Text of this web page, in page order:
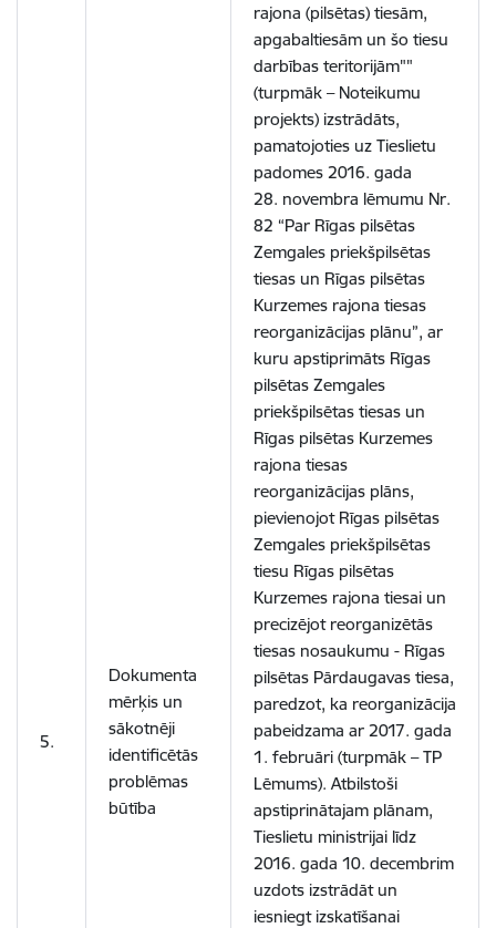
5.
Dokumenta
mērķis un
sākotnēji
identificētās
problēmas
būtība
rajona (pilsētas) tiesām,
apgabaltiesām un šo tiesu
darbības teritorijām""
(turpmāk – Noteikumu
projekts) izstrādāts,
pamatojoties uz Tieslietu
padomes 2016. gada
28. novembra lēmumu Nr.
82 “Par Rīgas pilsētas
Zemgales priekšpilsētas
tiesas un Rīgas pilsētas
Kurzemes rajona tiesas
reorganizācijas plānu”, ar
kuru apstiprimāts Rīgas
pilsētas Zemgales
priekšpilsētas tiesas un
Rīgas pilsētas Kurzemes
rajona tiesas
reorganizācijas plāns,
pievienojot Rīgas pilsētas
Zemgales priekšpilsētas
tiesu Rīgas pilsētas
Kurzemes rajona tiesai un
precizējot reorganizētās
tiesas nosaukumu - Rīgas
pilsētas Pārdaugavas tiesa,
paredzot, ka reorganizācija
pabeidzama ar 2017. gada
1. februāri (turpmāk – TP
Lēmums). Atbilstoši
apstiprinātajam plānam,
Tieslietu ministrijai līdz
2016. gada 10. decembrim
uzdots izstrādāt un
iesniegt izskatīšanai